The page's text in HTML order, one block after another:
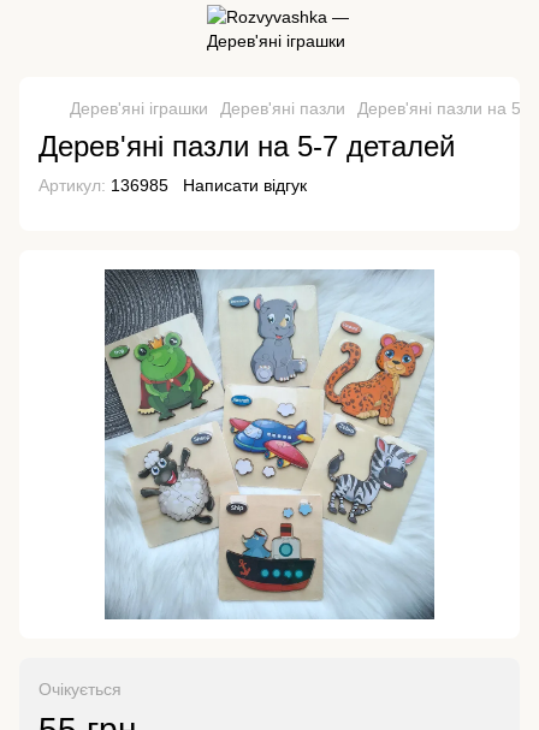
Дерев'яні іграшки Дерев'яні пазли Дерев'яні пазли на 5-
Дерев'яні пазли на 5-7 деталей
Артикул: 136985 Написати відгук
Очікується